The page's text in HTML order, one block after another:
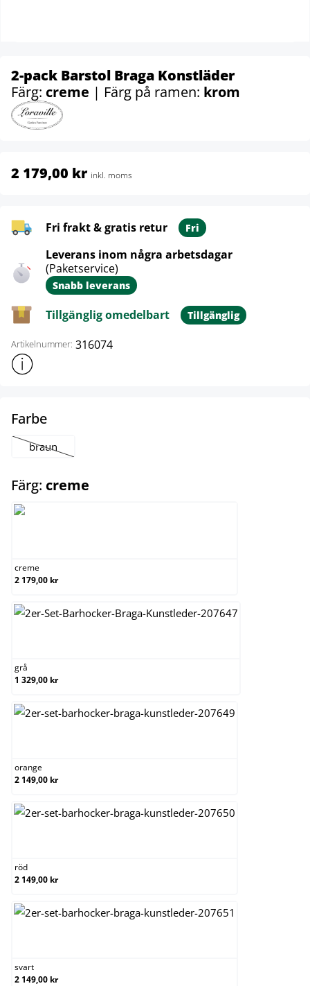
2-pack Barstol Braga Konstläder
Färg: creme | Färg på ramen: krom
2 179,00 kr inkl. moms
Fri frakt & gratis retur Fri
Leverans inom några arbetsdagar
(Paketservice)
Snabb leverans
Tillgänglig omedelbart Tillgänglig
Artikelnummer: 316074
Visa mer produktinformation
Farbeselect
braun
(Det här alternativet är för närvarande inte tillgängligt.)
Färg: creme
creme
2 179,00 kr
grå
1 329,00 kr
orange
2 149,00 kr
röd
2 149,00 kr
svart
2 149,00 kr